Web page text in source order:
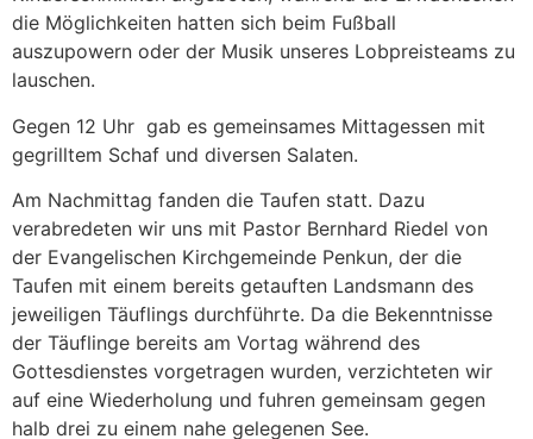
die Möglichkeiten hatten sich beim Fußball
auszupowern oder der Musik unseres Lobpreisteams zu
lauschen.
Gegen 12 Uhr gab es gemeinsames Mittagessen mit
gegrilltem Schaf und diversen Salaten.
Am Nachmittag fanden die Taufen statt. Dazu
verabredeten wir uns mit Pastor Bernhard Riedel von
der Evangelischen Kirchgemeinde Penkun, der die
Taufen mit einem bereits getauften Landsmann des
jeweiligen Täuflings durchführte. Da die Bekenntnisse
der Täuflinge bereits am Vortag während des
Gottesdienstes vorgetragen wurden, verzichteten wir
auf eine Wiederholung und fuhren gemeinsam gegen
halb drei zu einem nahe gelegenen See.